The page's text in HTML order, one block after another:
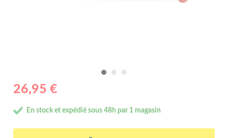
26,95 €
En stock et expédié sous 48h par 1 magasin